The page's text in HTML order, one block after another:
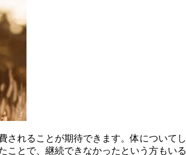
れることが期待できます。体について
とで、継続できなかったという方もい